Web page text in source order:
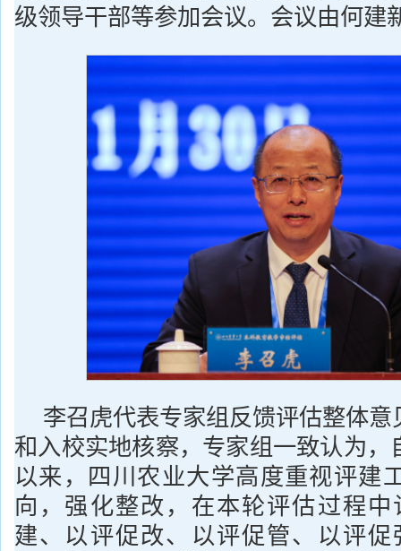
级领导干部等参加会议。会议由何建
李召虎代表专家组反馈评估整体
和入校实地核察，专家组一致认为，
以来，四川农业大学高度重视评建
向，强化整改，在本轮评估过程中
建、以评促改、以评促管、以评促